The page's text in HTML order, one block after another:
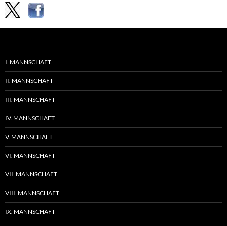
I. MANNSCHAFT
II. MANNSCHAFT
III. MANNSCHAFT
IV. MANNSCHAFT
V. MANNSCHAFT
VI. MANNSCHAFT
VII. MANNSCHAFT
VIII. MANNSCHAFT
IX. MANNSCHAFT